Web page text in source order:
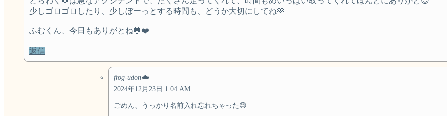
少しゴロゴロしたり、少しぼーっとする時間も、どうか大切にしてね🫶
ふむくん、今日もありがとね🐸❤️
返信
frog-udon☁️
2024年12月23日 1:04 AM
ごめん、うっかり名前入れ忘れちゃった😓